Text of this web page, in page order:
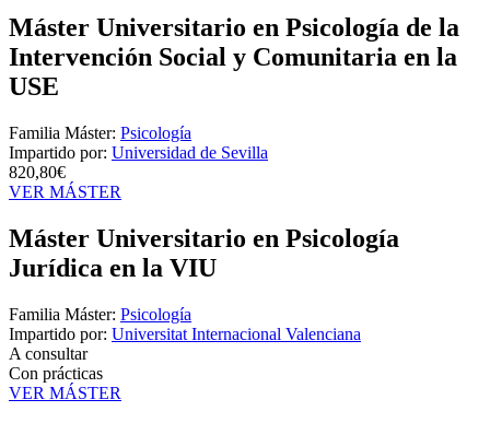
Máster Universitario en Psicología de la
Intervención Social y Comunitaria en la
USE
Familia Máster: Psicología
Impartido por: Universidad de Sevilla
820,80€
VER MÁSTER
Máster Universitario en Psicología
Jurídica en la VIU
Familia Máster: Psicología
Impartido por: Universitat Internacional Valenciana
A consultar
Con prácticas
VER MÁSTER